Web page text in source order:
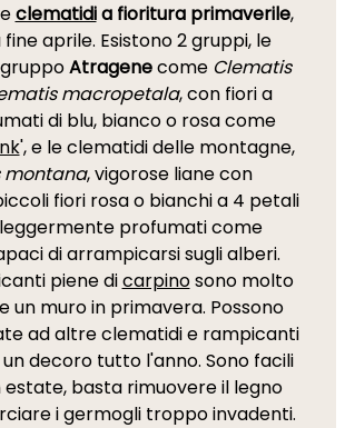
clematidia fioritura primaverile,
aprile. Esistono 2 gruppi, le
Atragenecome Clematis
macropetala, con fiori a
di blu, bianco o rosa come
', e le clematidi delle montagne,
montana, vigorose liane con
fiori rosa o bianchi a 4 petali
profumati come
di arrampicarsi sugli alberi.
piene dicarpinosono molto
un muro in primavera. Possono
ad altre clematidi e rampicanti
decoro tutto l'anno. Sono facili
basta rimuovere il legno
i germogli troppo invadenti.